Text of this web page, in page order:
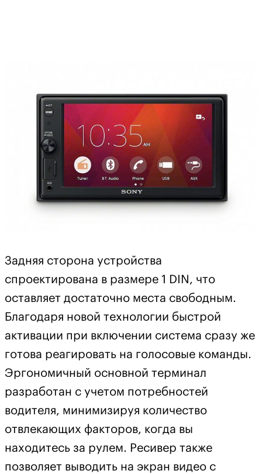
Задняя сторона устройства
спроектирована в размере 1 DIN, что
оставляет достаточно места свободным.
Благодаря новой технологии быстрой
активации при включении система сразу же
готова реагировать на голосовые команды.
Эргономичный основной терминал
разработан с учетом потребностей
водителя, минимизируя количество
отвлекающих факторов, когда вы
находитесь за рулем. Ресивер также
позволяет выводить на экран видео с